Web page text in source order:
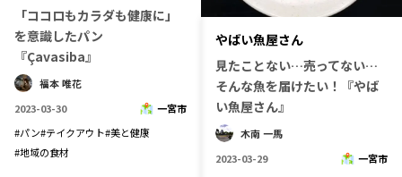
「ココロもカラダも健康に」
を意識したパン
『Çavasiba』
福本 唯花
2023-03-30
一宮市
#パン#テイクアウト#美と健康
#地域の食材
やばい魚屋さん
見たことない…売ってない…
そんな魚を届けたい！『やば
い魚屋さん』
木南 一馬
2023-03-29
一宮市